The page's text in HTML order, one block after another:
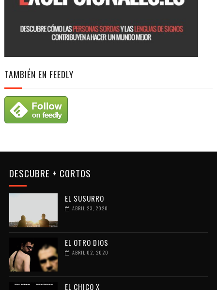
TAMBIÉN EN FEEDLY
DESCUBRE + CORTOS
EL SUSURRO
ABRIL 23, 2020
EL OTRO DIOS
ABRIL 02, 2020
EL CHICO X